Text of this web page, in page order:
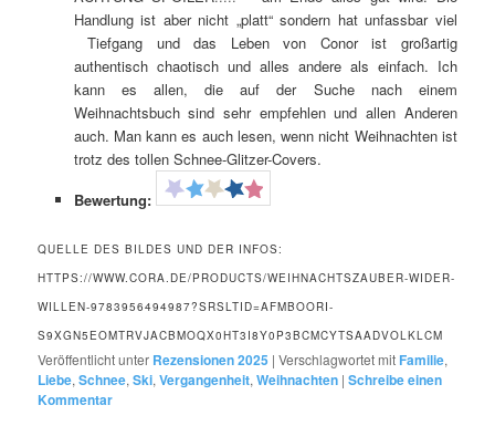
Handlung ist aber nicht „platt“ sondern hat unfassbar viel
Tiefgang und das Leben von Conor ist großartig
authentisch chaotisch und alles andere als einfach. Ich
kann es allen, die auf der Suche nach einem
Weihnachtsbuch sind sehr empfehlen und allen Anderen
auch. Man kann es auch lesen, wenn nicht Weihnachten ist
trotz des tollen Schnee-Glitzer-Covers.
Bewertung:
QUELLE DES BILDES UND DER INFOS:
HTTPS://WWW.CORA.DE/PRODUCTS/WEIHNACHTSZAUBER-WIDER-
WILLEN-9783956494987?SRSLTID=AFMBOORI-
S9XGN5EOMTRVJACBMOQX0HT3I8Y0P3BCMCYTSAADVOLKLCM
Veröffentlicht unter Rezensionen 2025 |Verschlagwortet mit Familie,
Liebe,Schnee,Ski,Vergangenheit,Weihnachten |Schreibe einen
Kommentar